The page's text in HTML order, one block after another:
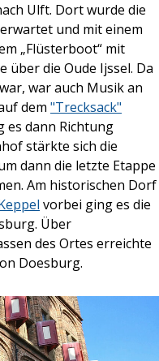
Ulft. Dort wurde die
erwartet und mit einem
„Flüsterboot“ mit
über die Oude Ijssel. Da
war auch Musik an
dem "Trecksack"
es dann Richtung
stärkte sich die
dann die letzte Etappe
Am historischen Dorf
vorbei ging es die
Über
des Ortes erreichte
Doesburg.